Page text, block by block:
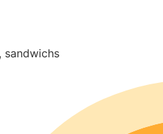
, sandwichs